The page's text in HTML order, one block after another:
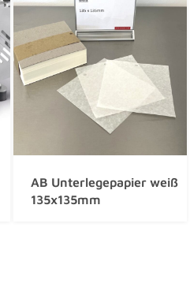
AB Unterlegepapier weiß
135x135mm